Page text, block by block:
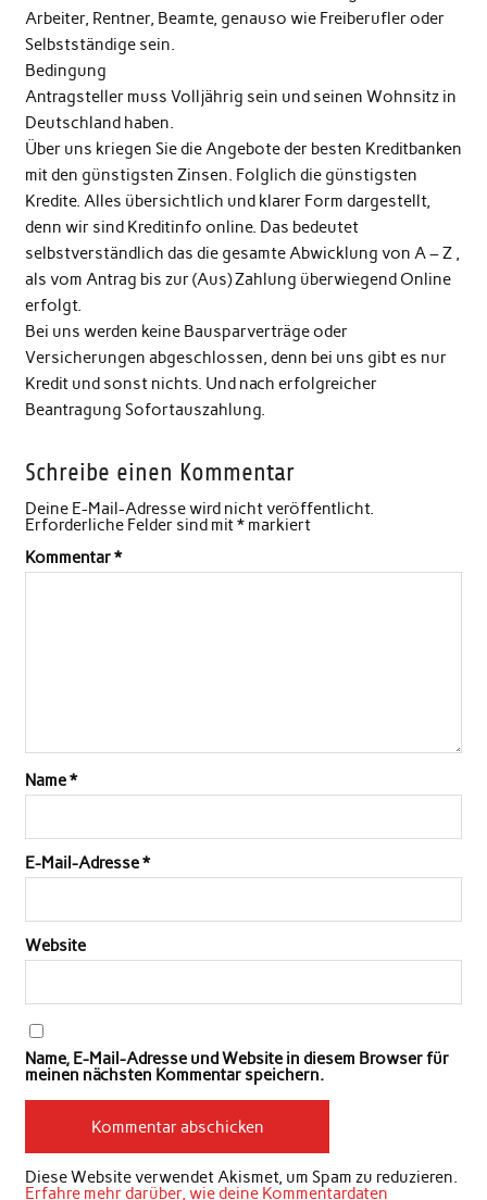
Arbeiter, Rentner, Beamte, genauso wie Freiberufler oder
Selbstständige sein.
Bedingung
Antragsteller muss Volljährig sein und seinen Wohnsitz in
Deutschland haben.
Über uns kriegen Sie die Angebote der besten Kreditbanken
mit den günstigsten Zinsen. Folglich die günstigsten
Kredite. Alles übersichtlich und klarer Form dargestellt,
denn wir sind Kreditinfo online. Das bedeutet
selbstverständlich das die gesamte Abwicklung von A – Z ,
als vom Antrag bis zur (Aus) Zahlung überwiegend Online
erfolgt.
Bei uns werden keine Bausparverträge oder
Versicherungen abgeschlossen, denn bei uns gibt es nur
Kredit und sonst nichts. Und nach erfolgreicher
Beantragung Sofortauszahlung.
Schreibe einen Kommentar
Deine E-Mail-Adresse wird nicht veröffentlicht.
Erforderliche Felder sind mit*markiert
Kommentar*
Name*
E-Mail-Adresse*
Website
Name, E-Mail-Adresse und Website in diesem Browser für
meinen nächsten Kommentar speichern.
Diese Website verwendet Akismet, um Spam zu reduzieren.
Erfahre mehr darüber, wie deine Kommentardaten